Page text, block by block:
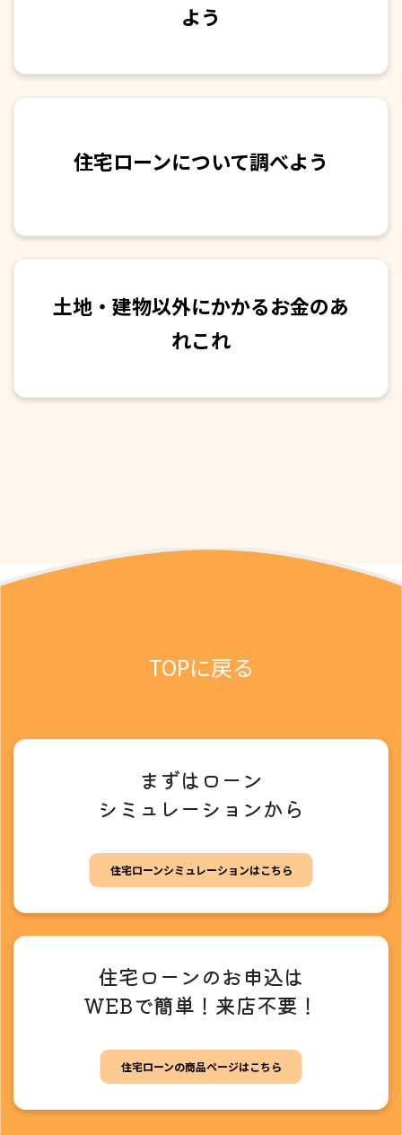
よう
住宅ローンについて調べよう
土地・建物以外にかかるお金のあ
れこれ
TOPに戻る
まずはローン
シミュレーションから
住宅ローンシミュレーションはこちら
住宅ローンのお申込は
WEBで簡単！来店不要！
住宅ローンの商品ページはこちら